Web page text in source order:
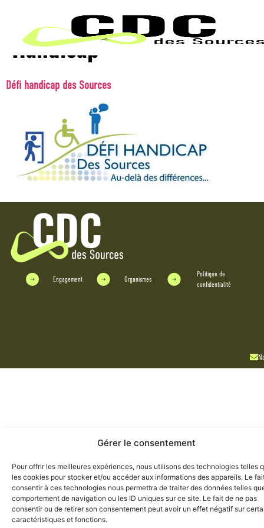
Gérer le consentement
Pour offrir les meilleures expériences, nous utilisons des technologies telles
les cookies pour stocker et/ou accéder aux informations des appareils. Le
consentir à ces technologies nous permettra de traiter des données telles
comportement de navigation ou les ID uniques sur ce site. Le fait de ne pas
consentir ou de retirer son consentement peut avoir un effet négatif sur
caractéristiques et fonctions.
Catégorie d'organisme :
Handicap
Défi handicap des Sources
Engagement Organismes
Politique de
confidentialité